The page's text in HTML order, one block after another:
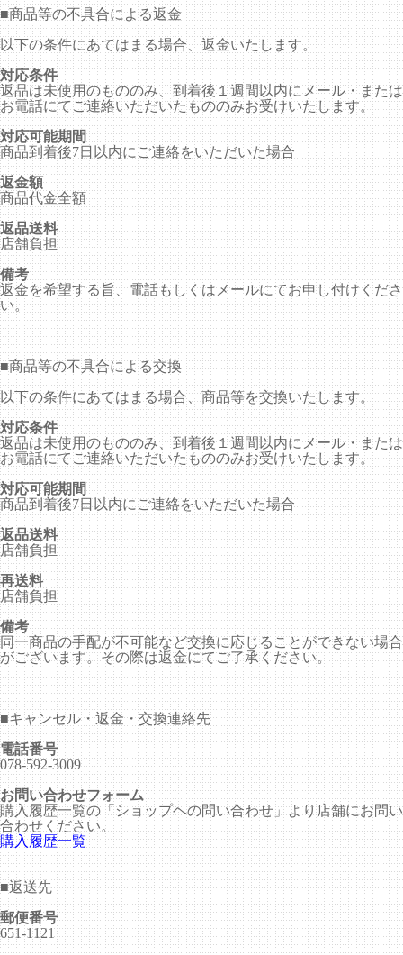
■商品等の不具合による返金
以下の条件にあてはまる場合、返金いたします。
対応条件
返品は未使用のもののみ、到着後１週間以内にメール・または
お電話にてご連絡いただいたもののみお受けいたします。
対応可能期間
商品到着後7日以内にご連絡をいただいた場合
返金額
商品代金全額
返品送料
店舗負担
備考
返金を希望する旨、電話もしくはメールにてお申し付けくださ
い。
■商品等の不具合による交換
以下の条件にあてはまる場合、商品等を交換いたします。
対応条件
返品は未使用のもののみ、到着後１週間以内にメール・または
お電話にてご連絡いただいたもののみお受けいたします。
対応可能期間
商品到着後7日以内にご連絡をいただいた場合
返品送料
店舗負担
再送料
店舗負担
備考
同一商品の手配が不可能など交換に応じることができない場合
がございます。その際は返金にてご了承ください。
■キャンセル・返金・交換連絡先
電話番号
078-592-3009
お問い合わせフォーム
購入履歴一覧の「ショップヘの問い合わせ」より店舗にお問い
合わせください。
購入履歴一覧
■返送先
郵便番号
651-1121